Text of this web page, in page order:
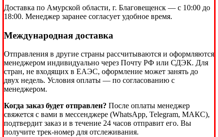
Доставка по Амурской области, г. Благовещенск — с 10:00 до
18:00. Менеджер заранее согласует удобное время.
Международная доставка
Отправления в другие страны рассчитываются и оформляются
менеджером индивидуально через Почту РФ или СДЭК. Для
стран, не входящих в ЕАЭС, оформление может занять до
двух недель. Условия оплаты — по согласованию с
менеджером.
Когда заказ будет отправлен? После оплаты менеджер
свяжется с вами в мессенджере (WhatsApp, Telegram, МАКС),
подтвердит заказ и в течение 24 часов отправит его. Вы
получите трек-номер для отслеживания.